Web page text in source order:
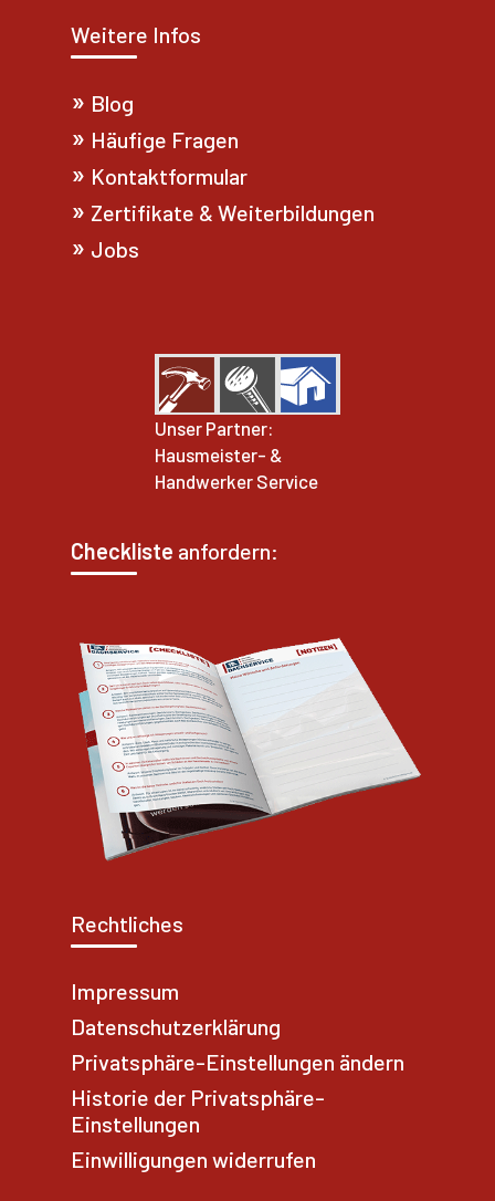
Weitere Infos
Blog
Häufige Fragen
Kontaktformular
Zertifikate & Weiterbildungen
Jobs
Unser Partner:
Hausmeister- &
Handwerker Service
Checkliste anfordern:
Rechtliches
Impressum
Datenschutzerklärung
Privatsphäre-Einstellungen ändern
Historie der Privatsphäre-
Einstellungen
Einwilligungen widerrufen